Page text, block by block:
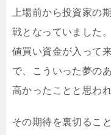
上場前から投資家の
戦となっていました
値買い資金が入って
で、こういった夢の
高かったことと思われ
その期待を裏切るこ